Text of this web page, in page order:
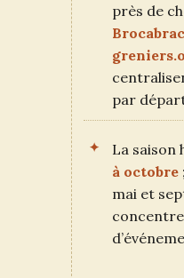
près de
par
La saison
à octobre
mai et